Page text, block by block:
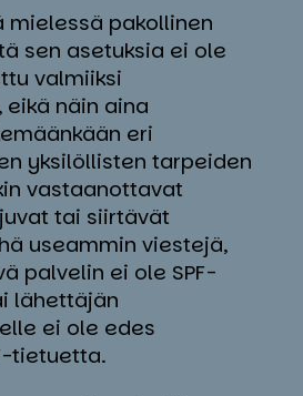
mielessä pakollinen
sen asetuksia ei ole
valmiiksi
näin aina
eri
yksilöllisten tarpeiden
vastaanottavat
tai siirtävät
useammin viestejä,
palvelin ei ole SPF-
lähettäjän
ei ole edes
tietuetta.